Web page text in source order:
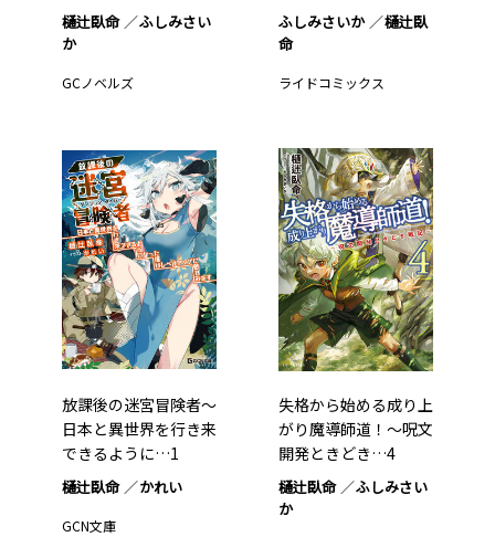
樋辻臥命
ふしみさい
か
GCノベルズ
ふしみさいか
樋辻臥
命
ライドコミックス
放課後の迷宮冒険者～
日本と異世界を行き来
できるように…1
樋辻臥命 かれい
GCN文庫
失格から始める成り上
がり魔導師道！～呪文
開発ときどき…4
樋辻臥命
ふしみさい
か